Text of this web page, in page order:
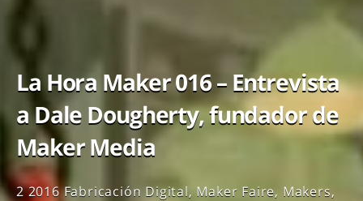
La Hora Maker 016 – Entrevista
a Dale Dougherty, fundador de
Maker Media
2 2016 Fabricación Digital, Maker Faire, Makers,